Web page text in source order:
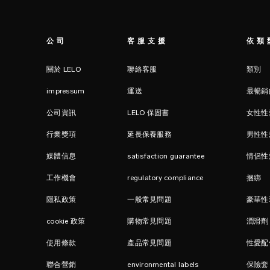
公司
關於 LELO
impressum
公司資訊
行業獎項
媒體信息
工作機會
隱私政策
cookie 政策
使用條款
聯合營銷
客服支援
聯絡客服
運送
LELO 保固書
延長保養服務
satisfaction guarantee
regulatory compliance
一般常見問題
購物常見問題
產品常見問題
environmental labels
依類
類別
最暢
女性
男性
情侶
捆綁
豪華
潤滑劑
性愛配
保險套